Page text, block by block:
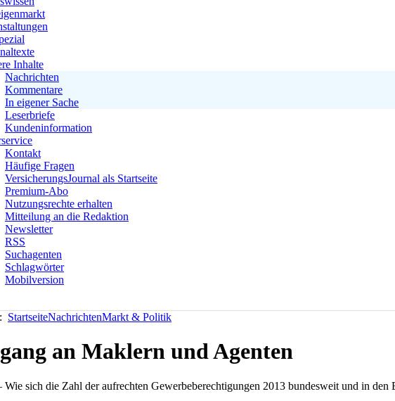
Inhalte
Nachrichten
Kommentare
In eigener Sache
Leserbriefe
Kundeninformation
Kontakt
Häufige Fragen
VersicherungsJournal als Startseite
Premium-Abo
Nutzungsrechte erhalten
Mitteilung an die Redaktion
Newsletter
RSS
Suchagenten
Schlagwörter
Mobilversion
StartseiteNachrichtenMarkt & Politik
an Maklern und Agenten
Wie sich die Zahl der aufrechten Gewerbeberechtigungen 2013 bundesweit und in den